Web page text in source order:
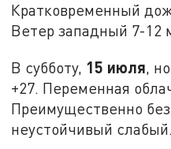
Кратковременный
Ветер западный 7-12
В субботу, 15 июля,
+27. Переменная
Преимущественно
неустойчивый слабый.